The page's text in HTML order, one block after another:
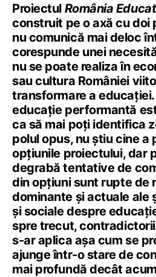
Proiectul România
construit pe o axă cu doi
nu comunică mai deloc
corespunde unei
nu se poate realiza în
sau cultura României
transformare a
educație performantă
ca să mai poți identifica
polul opus, nu știu cine a
opțiunile proiectului, dar
degrabă tentative de
din opțiuni sunt rupte de
dominante și actuale ale
și sociale despre
spre trecut,
s-ar aplica așa cum se
ajunge într-o stare de
mai profundă decât